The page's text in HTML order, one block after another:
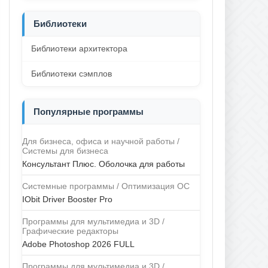
Библиотеки
Библиотеки архитектора
Библиотеки сэмплов
Популярные программы
Для бизнеса, офиса и научной работы /
Системы для бизнеса
Консультант Плюс. Оболочка для работы
Системные программы / Оптимизация ОС
IObit Driver Booster Pro
Программы для мультимедиа и 3D /
Графические редакторы
Adobe Photoshop 2026 FULL